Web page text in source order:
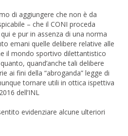
di aggiungere che non è da
– che il CONI proceda
e pur in assenza di una norma
emani quelle delibere relative alle
il mondo sportivo dilettantistico
quand’anche tali delibere
ai fini della “abroganda” legge di
tornare utili in ottica ispettiva
dell’INL
evidenziare alcune ulteriori